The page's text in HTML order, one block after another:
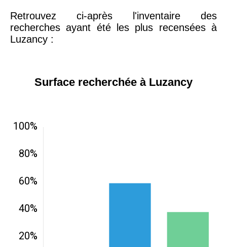
Retrouvez ci-après l'inventaire des
recherches ayant été les plus recensées à
Luzancy :
Surface recherchée à Luzancy